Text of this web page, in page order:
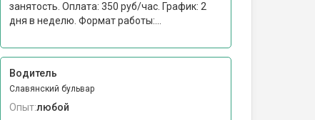
занятость. Оплата: 350 руб/час. График: 2
дня в неделю. Формат работы:...
Водитель
Славянский бульвар
Опыт:любой